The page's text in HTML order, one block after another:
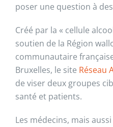
poser une question à
Créé par la « cellule
soutien de la Région
communautaire
Bruxelles, le site Réseau
de viser deux groupes
santé et patients.
Les médecins, mais